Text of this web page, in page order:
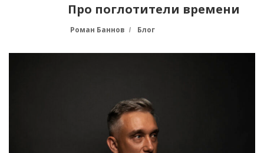
Про поглотители времени
Роман Баннов Блог